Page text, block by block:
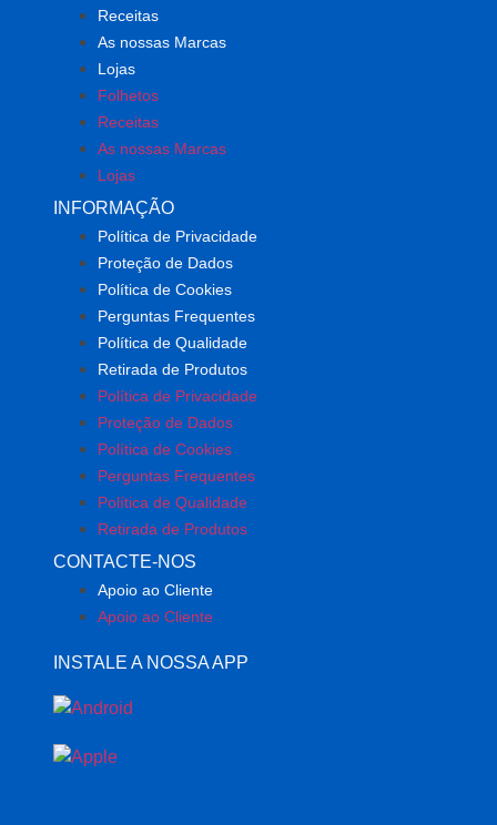
Receitas
As nossas Marcas
Lojas
Folhetos
Receitas
As nossas Marcas
Lojas
INFORMAÇÃO
Política de Privacidade
Proteção de Dados
Política de Cookies
Perguntas Frequentes
Política de Qualidade
Retirada de Produtos
Política de Privacidade
Proteção de Dados
Política de Cookies
Perguntas Frequentes
Política de Qualidade
Retirada de Produtos
CONTACTE-NOS
Apoio ao Cliente
Apoio ao Cliente
INSTALE A NOSSA APP